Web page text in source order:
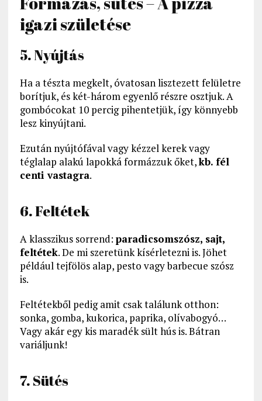
igazi születése
5. Nyújtás
Ha a tészta megkelt, óvatosan lisztezett felületre
borítjuk, és két-három egyenlő részre osztjuk. A
gombócokat 10 percig pihentetjük, így könnyebb
lesz kinyújtani.
Ezután nyújtófával vagy kézzel kerek vagy
téglalap alakú lapokká formázzuk őket,kb. fél
centi vastagra.
6. Feltétek
A klasszikus sorrend: paradicsomszósz, sajt,
feltétek. De mi szeretünk kísérletezni is. Jöhet
például tejfölös alap, pesto vagy barbecue szósz
is.
Feltétekből pedig amit csak találunk otthon:
sonka, gomba, kukorica, paprika, olívabogyó…
Vagy akár egy kis maradék sült hús is. Bátran
variáljunk!
7. Sütés